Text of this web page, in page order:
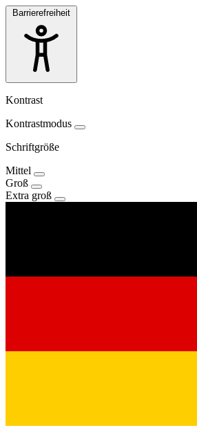
Barrierefreiheit
Kontrast
Kontrastmodus
Schriftgröße
Mittel
Groß
Extra groß